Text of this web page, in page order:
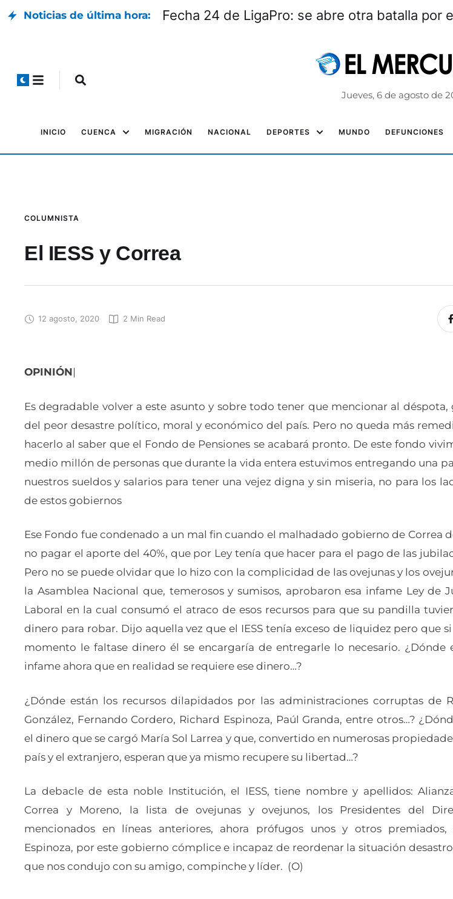
Noticias de última hora: Fecha 24 de LigaPro: se abre otra batalla por
Jueves, 6 de agosto de
INICIO CUENCA MIGRACIÓN NACIONAL DEPORTES MUNDO DEFUNCIONES
COLUMNISTA
El IESS y Correa
12 agosto, 2020 2 Min Read
OPINIÓN|
Es degradable volver a este asunto y sobre todo tener que mencionar al déspota,
del peor desastre político, moral y económico del país. Pero no queda más
hacerlo al saber que el Fondo de Pensiones se acabará pronto. De este fondo
medio millón de personas que durante la vida entera estuvimos entregando una
nuestros sueldos y salarios para tener una vejez digna y sin miseria, no para los
de estos gobiernos
Ese Fondo fue condenado a un mal fin cuando el malhadado gobierno de Correa
no pagar el aporte del 40%, que por Ley tenía que hacer para el pago de las
Pero no se puede olvidar que lo hizo con la complicidad de las ovejunas y los
la Asamblea Nacional que, temerosos y sumisos, aprobaron esa infame Ley de
Laboral en la cual consumó el atraco de esos recursos para que su pandilla
dinero para robar. Dijo aquella vez que el IESS tenía exceso de liquidez pero que
momento le faltase dinero él se encargaría de entregarle lo necesario. ¿Dónde
infame ahora que en realidad se requiere ese dinero…?
¿Dónde están los recursos dilapidados por las administraciones corruptas de
González, Fernando Cordero, Richard Espinoza, Paúl Granda, entre otros…?
el dinero que se cargó María Sol Larrea y que, convertido en numerosas
país y el extranjero, esperan que ya mismo recupere su libertad…?
La debacle de esta noble Institución, el IESS, tiene nombre y apellidos:
Correa y Moreno, la lista de ovejunas y ovejunos, los Presidentes del
mencionados en líneas anteriores, ahora prófugos unos y otros premiados,
Espinoza, por este gobierno cómplice e incapaz de reordenar la situación
que nos condujo con su amigo, compinche y líder. (O)